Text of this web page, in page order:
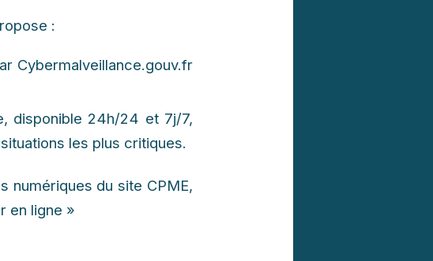
:
Cybermalveillance.gouv.fr
disponible 24h/24 et 7j/7,
les plus critiques.
numériques du site CPME,
en ligne »